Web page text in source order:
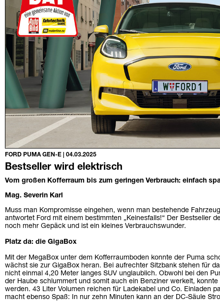
FORD PUMA GEN-E | 04.03.2025
Bestseller wird elektrisch
Vom großen Kofferraum bis zum geringen Verbrauch: einfach
Mag. Severin Karl
Muss man Kompromisse eingehen, wenn man bestehende
antwortet Ford mit einem bestimmten „Keinesfalls!“ Der Bestseller
noch mehr Gepäck und ist ein kleines Verbrauchswunder.
Platz da: die GigaBox
Mit der MegaBox unter dem Kofferraumboden konnte der Puma
wächst sie zur GigaBox heran. Bei aufrechter Sitzbank stehen für
nicht einmal 4,20 Meter langes SUV unglaublich. Obwohl bei den
der Haube schlummert und somit auch ein Benziner werkelt,
werden. 43 Liter Volumen reichen für Ladekabel und Co. Einladen
macht ebenso Spaß: In nur zehn Minuten kann an der DC-Säule